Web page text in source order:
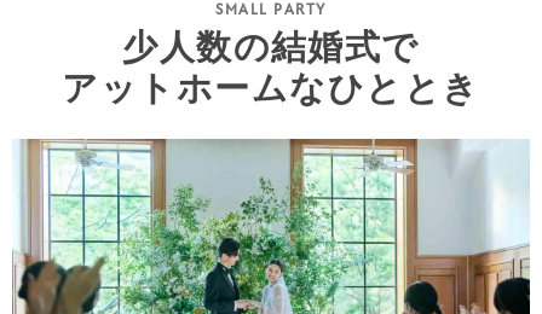
少人数の結婚式で
アットホームなひととき